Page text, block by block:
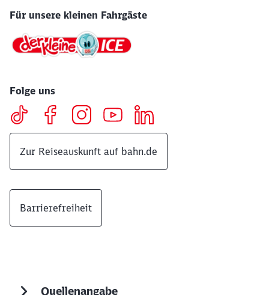
Für unsere kleinen Fahrgäste
Folge uns
Zur Reiseauskunft auf bahn.de
Barrierefreiheit
Quellenangabe